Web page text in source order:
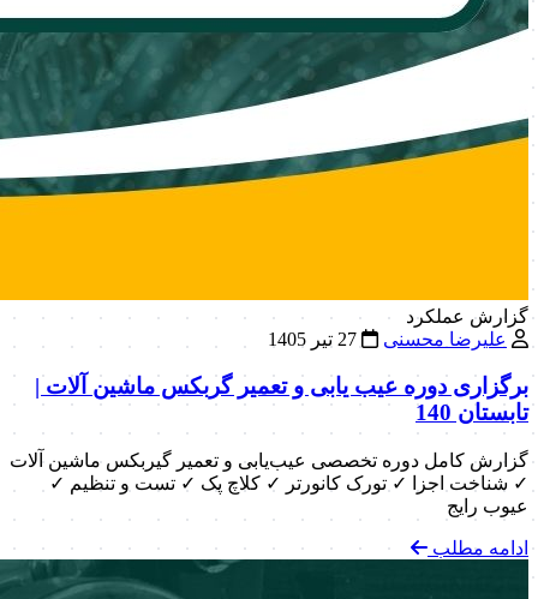
گزارش عملکرد
علیرضا محسنی
برگزاری دوره عیب یابی و تعمیر گربکس ماشین آلات |
تابستان 140
گزارش کامل دوره تخصصی عیب‌یابی و تعمیر گیربکس ماشین آلات
✓ شناخت اجزا ✓ تورک کانورتر ✓ کلاچ پک ✓ تست و تنظیم ✓
عیوب رایج
ادامه مطلب